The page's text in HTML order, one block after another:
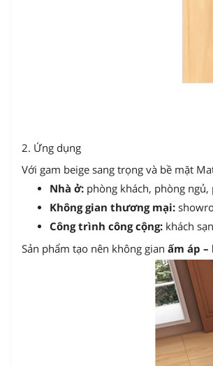
2. Ứng dụng
Với gam beige sang trọng và bề mặt
Nhà ở: phòng khách, phòng
Không gian thương mại:
Công trình công cộng: khách
Sản phẩm tạo nên không gian ấm áp